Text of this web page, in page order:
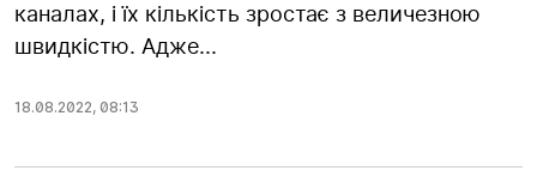
каналах, і їх кількість зростає з величезною
швидкістю. Адже...
18.08.2022, 08:13